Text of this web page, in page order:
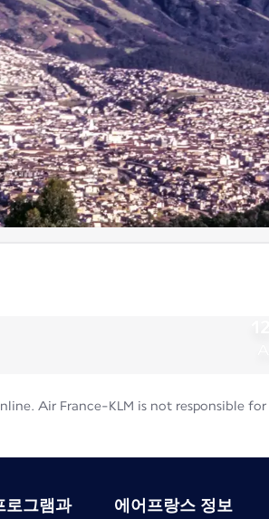
Air France-KLM is not responsible
로그램과
에어프랑스 정보